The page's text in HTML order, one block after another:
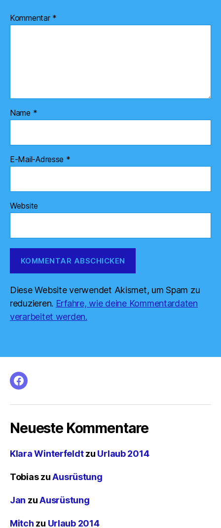
Kommentar *
Name *
E-Mail-Adresse *
Website
Diese Website verwendet Akismet, um Spam zu
reduzieren. Erfahre, wie deine Kommentardaten
verarbeitet werden.
facebook
Neueste Kommentare
Klara Winterfeldtzu Urlaub 2014
TobiaszuAusrüstung
Jan zuAusrüstung
Mitch zu Urlaub 2014